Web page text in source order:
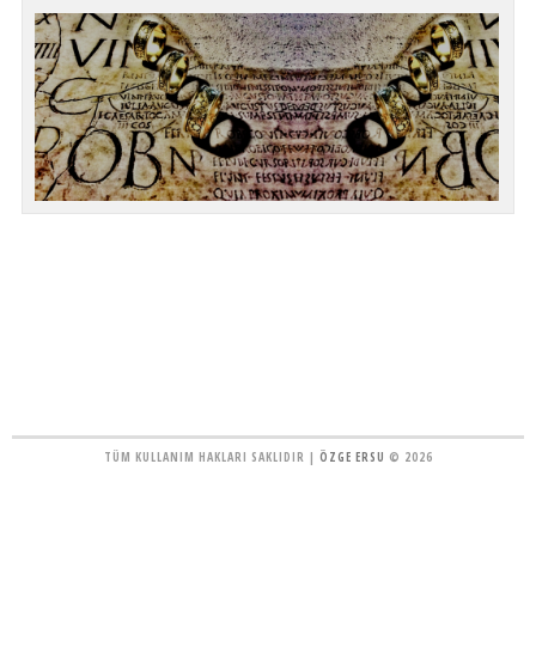
TÜM KULLANIM HAKLARI SAKLIDIR | ÖZGE ERSU © 2026